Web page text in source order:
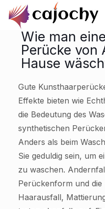
Wie man
Perücke von
Hause
Gute
Effekte bieten wie
die Bedeutung des
synthetischen
Anders als beim
Sie geduldig sein, um
zu waschen.
Perückenform und die
Haarausfall,